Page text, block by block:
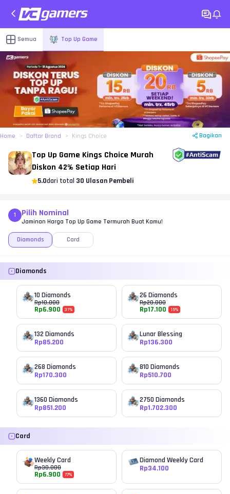
Semua Top Up Game
Home Daftar Brand Kings Choice Bagikan
Top Up Game Kings Choice Murah
Diskon 42% Setiap Hari
5.0dari total 30 Ulasan Pembeli
1 Pilih Nominal
Jaminan Harga Top Up Game Termurah Buat Kamu!
Diamonds Card
Diamonds
10 Diamonds
Rp10.000
Rp6.900 31%
26 Diamonds
Rp20.000
Rp17.100 15%
132 Diamonds
Rp85.200
Lunar Blessing
Rp136.300
268 Diamonds
Rp170.300
810 Diamonds
Rp510.700
1360 Diamonds
Rp851.200
2750 Diamonds
Rp1.702.300
Card
Weekly Card
Rp30.000
Rp6.900 77%
Diamond Weekly Card
Rp34.100